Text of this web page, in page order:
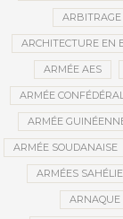
ARCHITECTURE EN
ARMÉE AES
ARMÉE
ARMÉE
ARMÉE SOUDANAISE
ARMÉES
ARNAQUE